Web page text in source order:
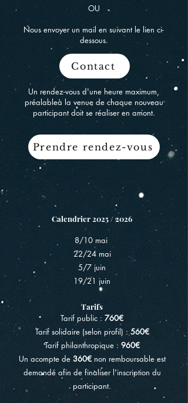
Contact
OU
Nous envoyer un mail en suivant le lien ci-
dessous.
Un rendez-vous d'une heure maximum,
préalableà la venue de chaque nouveau
participant doit se réaliser en amont.
Prendre rendez-vous
Calendrier 2025 / 2026
8/10 mai
22/24 mai
5/7 juin
19/21 juin
Tarifs
Tarif public : 760€
Tarif solidaire (selon profil) : 560€
Tarif philanthropique : 960€
Un acompte de 360€non remboursable est
demandé afin de finaliser l'inscription du
participant.